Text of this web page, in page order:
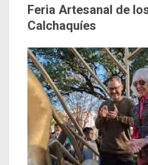
Feria Artesanal de
Calchaquíes